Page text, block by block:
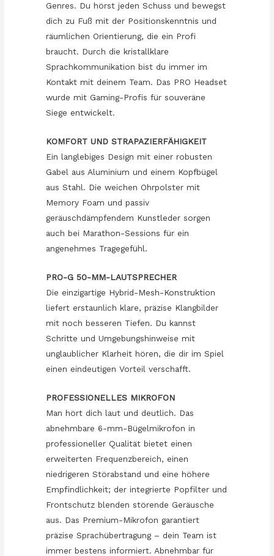
Genres. Du hörst jeden Schuss und bewegst
dich zu Fuß mit der Positionskenntnis und
räumlichen Orientierung, die ein Profi
braucht. Durch die kristallklare
Sprachkommunikation bist du immer im
Kontakt mit deinem Team. Das PRO Headset
wurde mit Gaming-Profis für souveräne
Siege entwickelt.
KOMFORT UND STRAPAZIERFÄHIGKEIT
Ein langlebiges Design mit einer robusten
Gabel aus Aluminium und einem Kopfbügel
aus Stahl. Die weichen Ohrpolster mit
Memory Foam und passiv
geräuschdämpfendem Kunstleder sorgen
auch bei Marathon-Sessions für ein
angenehmes Tragegefühl.
PRO-G 50-MM-LAUTSPRECHER
Die einzigartige Hybrid-Mesh-Konstruktion
liefert erstaunlich klare, präzise Klangbilder
mit noch besseren Tiefen. Du kannst
Schritte und Umgebungshinweise mit
unglaublicher Klarheit hören, die dir im Spiel
einen eindeutigen Vorteil verschafft.
PROFESSIONELLES MIKROFON
Man hört dich laut und deutlich. Das
abnehmbare 6-mm-Bügelmikrofon in
professioneller Qualität bietet einen
erweiterten Frequenzbereich, einen
niedrigeren Störabstand und eine höhere
Empfindlichkeit; der integrierte Popfilter und
Frontschutz blenden störende Geräusche
aus. Das Premium-Mikrofon garantiert
präzise Sprachübertragung – dein Team ist
immer bestens informiert. Abnehmbar für